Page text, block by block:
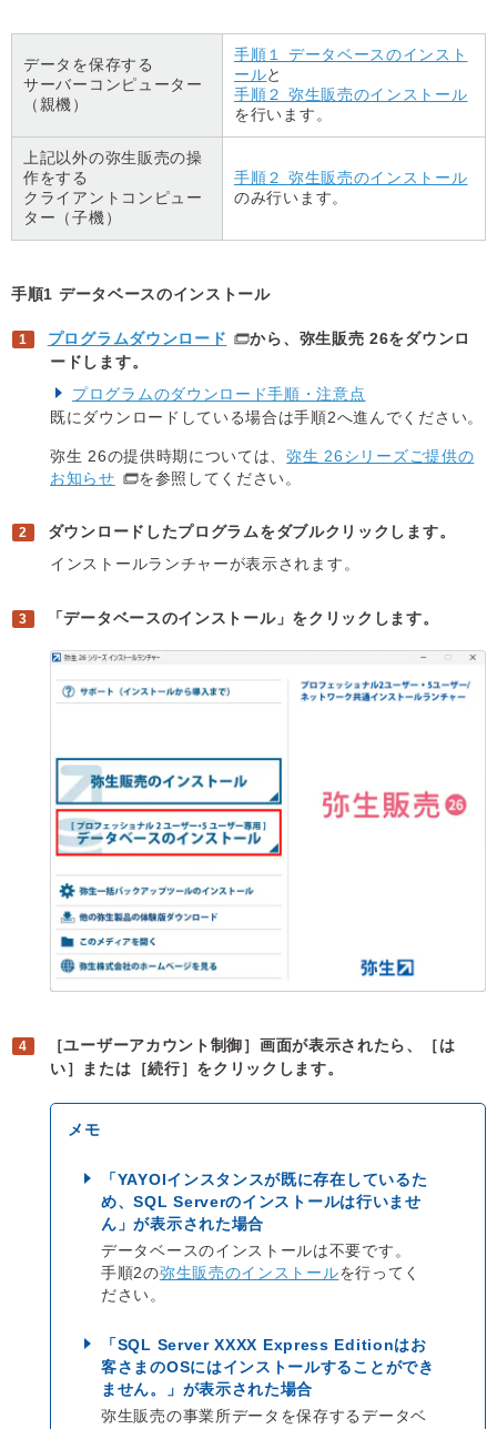
データを保存する
サーバーコンピューター
（親機）
手順１ データベースのインスト
ールと
手順２ 弥生販売のインストール
を行います。
上記以外の弥生販売の操
作をする
クライアントコンピュー
ター（子機）
手順２ 弥生販売のインストール
のみ行います。
手順1 データベースのインストール
プログラムダウンロード
から、弥生販売 26をダウンロ
ードします。
プログラムのダウンロード手順・注意点
既にダウンロードしている場合は手順2へ進んでください。
弥生 26の提供時期については、弥生 26シリーズご提供の
お知らせ
を参照してください。
ダウンロードしたプログラムをダブルクリックします。
インストールランチャーが表示されます。
「データベースのインストール」をクリックします。
［ユーザーアカウント制御］画面が表示されたら、［は
い］または［続行］をクリックします。
「YAYOIインスタンスが既に存在しているた
め、SQL Serverのインストールは行いませ
ん」が表示された場合
データベースのインストールは不要です。
手順2の弥生販売のインストールを行ってく
ださい。
「SQL Server XXXX Express Editionはお
客さまのOSにはインストールすることができ
ません。」が表示された場合
弥生販売の事業所データを保存するデータベ